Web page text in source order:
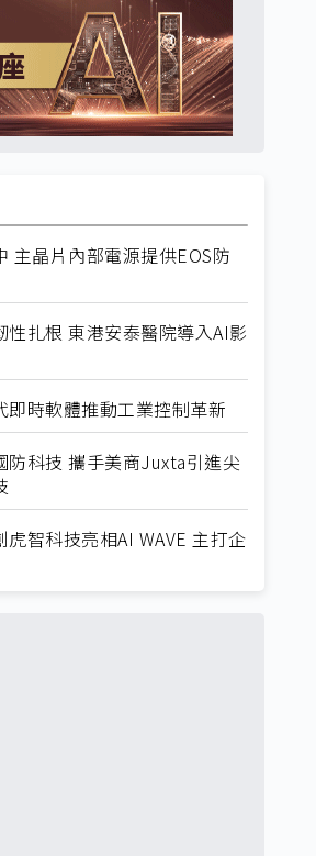
主晶片內部電源提供EOS防
性扎根 東港安泰醫院導入AI影
即時軟體推動工業控制革新
防科技 攜手美商Juxta引進尖
虎智科技亮相AI WAVE 主打企